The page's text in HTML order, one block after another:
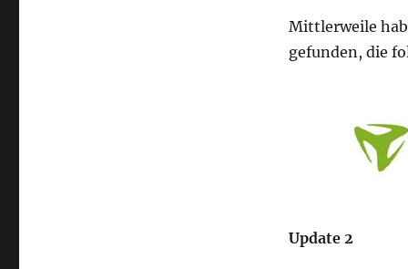
Mittlerweile
gefunden, die
Update 2